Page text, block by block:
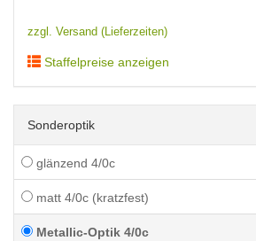
zzgl. Versand (Lieferzeiten)
Staffelpreise anzeigen
Sonderoptik
glänzend 4/0c
matt 4/0c (kratzfest)
Metallic-Optik 4/0c